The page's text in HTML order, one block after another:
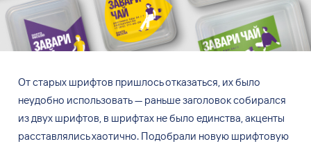
Отстарых шрифтов пришлось отказаться, ихбыло
неудобно использовать—раньше заголовок собирался
из двух шрифтов, в шрифтах небыло единства, акценты
расставлялись хаотично. Подобрали новую шрифтовую